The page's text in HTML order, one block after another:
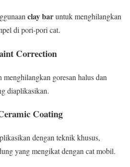
clay baruntuk menghilangkan
di pori-pori cat.
Correction
goresan halus dan
diaplikasikan.
Coating
dengan teknik khusus,
yang mengikat dengan cat mobil.